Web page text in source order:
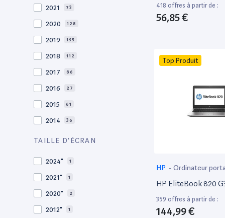
2021 73
2020 128
2019 135
2018 112
2017 86
2016 27
2015 61
2014 36
2013
TAILLE D'ÉCRAN
2024" 1
2021" 1
2020" 2
2012" 1
418 offres à partir de :
56,85 €
Top Produit
HP - Ordinateur
HP EliteBook 820
359 offres à partir de :
144,99 €